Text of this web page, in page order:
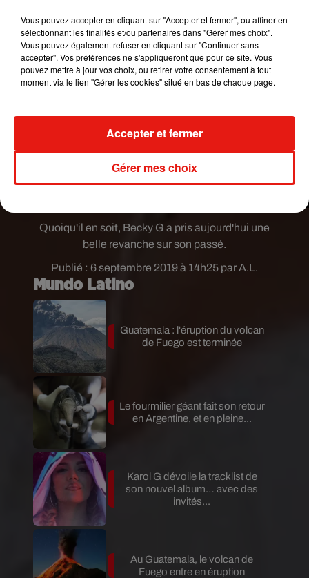
Publié : 6 septembre 2019 à 14h25 par A.L.
Quoiqu'il en soit, Becky G a pris aujourd'hui une
belle revanche sur son passé.
Mundo Latino
Guatemala : l'éruption du volcan
de Fuego est terminée
Le fourmilier géant fait son retour
en Argentine, et en pleine...
Karol G dévoile la tracklist de
son nouvel album… avec des
invités...
Au Guatemala, le volcan de
Fuego entre en éruption
Vous pouvez accepter en cliquant sur "Accepter et fermer", ou affiner en
sélectionnant les finalités et/ou partenaires dans "Gérer mes choix".
Vous pouvez également refuser en cliquant sur "Continuer sans
accepter". Vos préférences ne s'appliqueront que pour ce site. Vous
pouvez mettre à jour vos choix, ou retirer votre consentement à tout
moment via le lien "Gérer les cookies" situé en bas de chaque page.
Gérer mes choix
Accepter et fermer